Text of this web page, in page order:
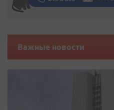
Важные новости